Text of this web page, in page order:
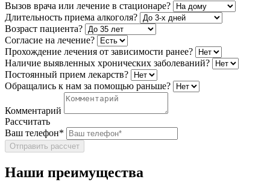
Вызов врача или лечение в стационаре?
Длительность приема алкоголя?
Возраст пациента?
Согласие на лечение?
Прохождение лечения от зависимости ранее?
Наличие выявленных хронических заболеваний?
Постоянный прием лекарств?
Обращались к нам за помощью раньше?
Комментарий
Рассчитать
Ваш телефон*
Отправить рассчет
Наши преимущества